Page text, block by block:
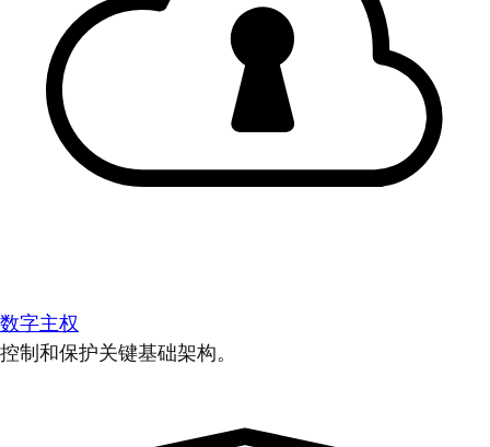
数字主权
控制和保护关键基础架构。